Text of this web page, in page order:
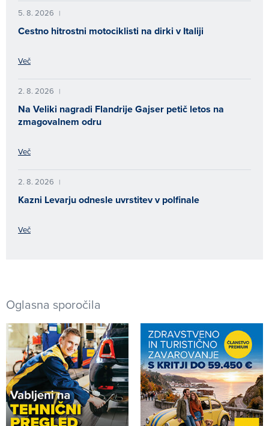
5. 8. 2026 |
Cestno hitrostni motociklisti na dirki v Italiji
Več
2. 8. 2026 |
Na Veliki nagradi Flandrije Gajser petič letos na
zmagovalnem odru
Več
2. 8. 2026 |
Kazni Levarju odnesle uvrstitev v polfinale
Več
Oglasna sporočila